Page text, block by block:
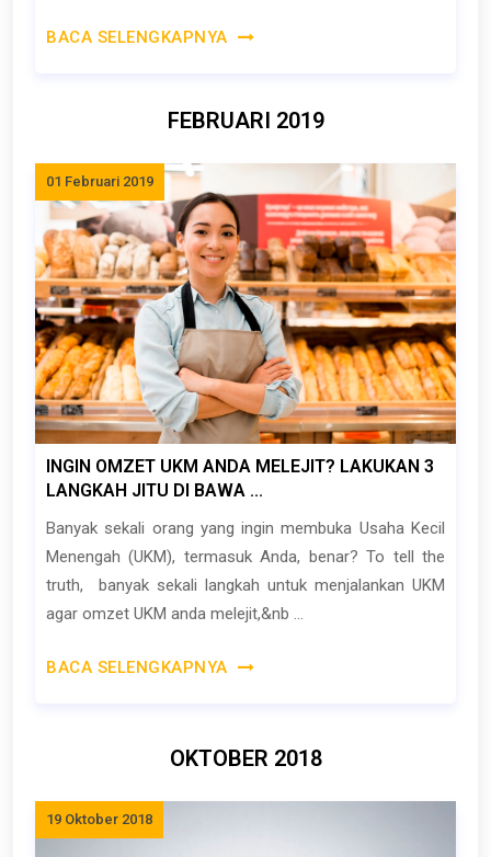
BACA SELENGKAPNYA
FEBRUARI 2019
01 Februari 2019
INGIN OMZET UKM ANDA MELEJIT? LAKUKAN 3
LANGKAH JITU DI BAWA ...
Banyak sekali orang yang ingin membuka Usaha Kecil
Menengah (UKM), termasuk Anda, benar? To tell the
truth, banyak sekali langkah untuk menjalankan UKM
agar omzet UKM anda melejit,&nb ...
BACA SELENGKAPNYA
OKTOBER 2018
19 Oktober 2018